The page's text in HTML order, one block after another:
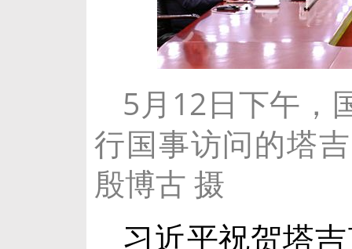
5月12日下午，
行国事访问的塔
殷博古 摄
习近平祝贺塔